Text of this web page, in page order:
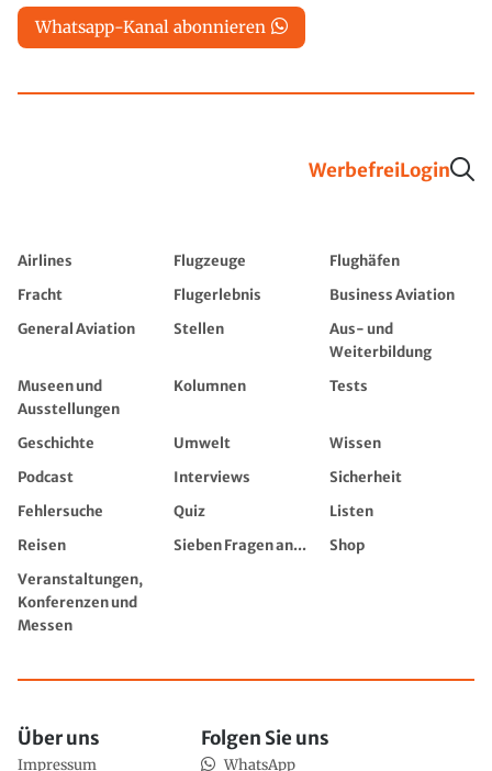
Whatsapp-Kanal abonnieren
WerbefreiLogin
Airlines Flugzeuge
Flughäfen
Fracht
Flugerlebnis
Business Aviation
General Aviation
Stellen
Aus- und
Weiterbildung
Museen und
Ausstellungen
Kolumnen Tests
Geschichte Umwelt
Wissen
Podcast
Interviews
Sicherheit
Fehlersuche
Quiz
Listen
Reisen
Sieben Fragen an...
Shop
Veranstaltungen,
Konferenzen und
Messen
Über uns
Impressum
Folgen Sie uns
WhatsApp